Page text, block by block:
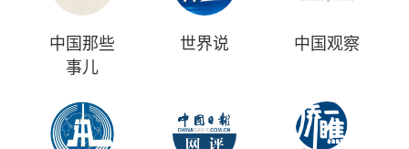
中国那些
事儿
世界说 中国观察